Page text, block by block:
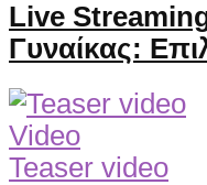
Live
Γυναίκας:
Video
Teaser video